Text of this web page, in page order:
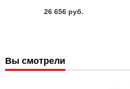
458.125.11.1
26 656 руб.
Вы смотрели